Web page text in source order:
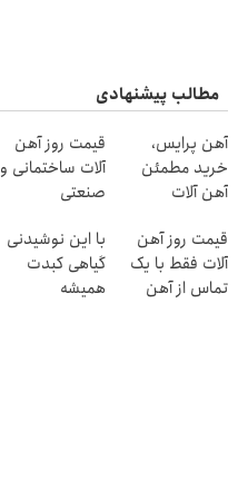
مطالب پیشنهادی
آهن پرایس،
خرید مطمئن
آهن آلات
قیمت روز آهن
آلات ساختمانی و
صنعتی
قیمت روز آهن
آلات فقط با یک
تماس از آهن
با این نوشیدنی
گیاهی کبدت
همیشه